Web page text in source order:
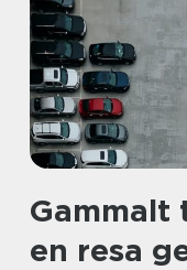
Gammalt
en resa